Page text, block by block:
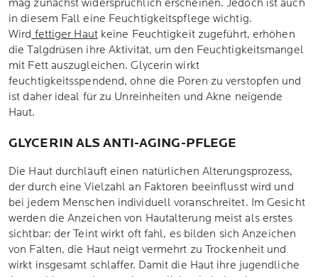
mag zunächst widersprüchlich erscheinen. Jedoch ist auch
in diesem Fall eine Feuchtigkeitspflege wichtig.
Wird fettiger Hautkeine Feuchtigkeit zugeführt, erhöhen
die Talgdrüsen ihre Aktivität, um den Feuchtigkeitsmangel
mit Fett auszugleichen. Glycerin wirkt
feuchtigkeitsspendend, ohne die Poren zu verstopfen und
ist daher ideal für zu Unreinheiten und Akne neigende
Haut.
GLYCERIN ALS ANTI-AGING-PFLEGE
Die Haut durchläuft einen natürlichen Alterungsprozess,
der durch eine Vielzahl an Faktoren beeinflusst wird und
bei jedem Menschen individuell voranschreitet. Im Gesicht
werden die Anzeichen von Hautalterung meist als erstes
sichtbar: der Teint wirkt oft fahl, es bilden sich Anzeichen
von Falten, die Haut neigt vermehrt zu Trockenheit und
wirkt insgesamt schlaffer. Damit die Haut ihre jugendliche